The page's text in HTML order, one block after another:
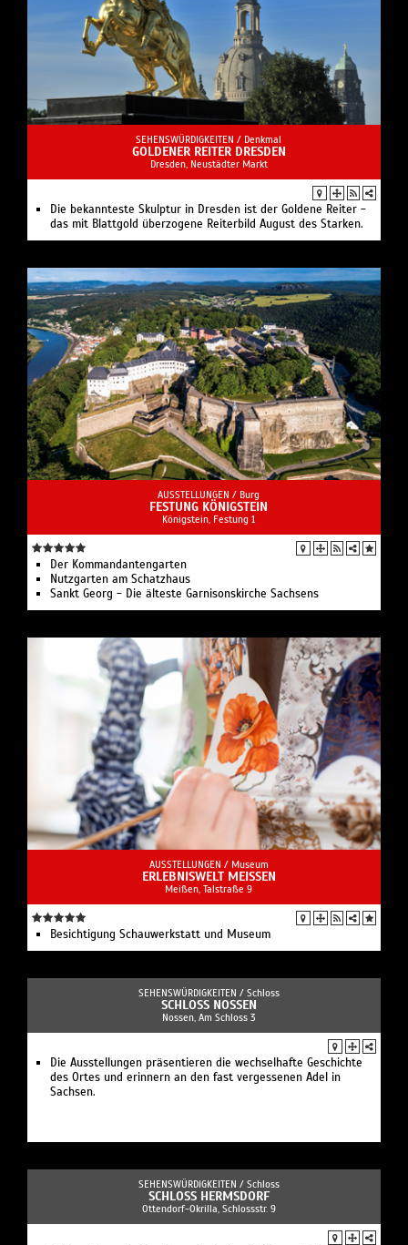
SEHENSWÜRDIGKEITEN / Denkmal
GOLDENER REITER DRESDEN
Dresden, Neustädter Markt
Die bekannteste Skulptur in Dresden ist der Goldene Reiter -
das mit Blattgold überzogene Reiterbild August des Starken.
AUSSTELLUNGEN / Burg
FESTUNG KÖNIGSTEIN
Königstein, Festung 1
Der Kommandantengarten
Nutzgarten am Schatzhaus
Sankt Georg - Die älteste Garnisonskirche Sachsens
AUSSTELLUNGEN / Museum
ERLEBNISWELT MEISSEN
Meißen, Talstraße 9
Besichtigung Schauwerkstatt und Museum
SEHENSWÜRDIGKEITEN / Schloss
SCHLOSS NOSSEN
Nossen, Am Schloss 3
Die Ausstellungen präsentieren die wechselhafte Geschichte
des Ortes und erinnern an den fast vergessenen Adel in
Sachsen.
SEHENSWÜRDIGKEITEN / Schloss
SCHLOSS HERMSDORF
Ottendorf-Okrilla, Schlossstr. 9